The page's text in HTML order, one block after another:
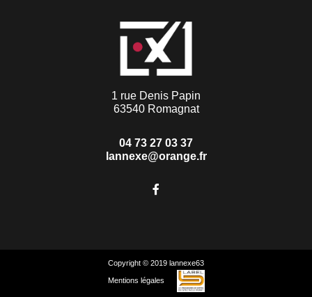
1 rue Denis Papin
63540 Romagnat
04 73 27 03 37
lannexe@orange.fr
Copyright © 2019 lannexe63
Mentions légales